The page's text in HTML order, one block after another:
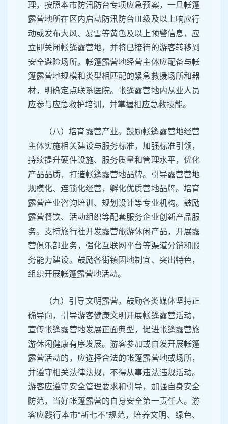
理，按照本市防汛防台专项应急预案，一旦帐篷
露营地所在区内启动防汛防台Ⅲ级及以上响应行
动或发布大风、暴雪等黄色及以上预警信息，应
立即关闭帐篷露营地，并将已接待的游客转移到
安全避险场所。帐篷露营地经营主体应配备与帐
篷露营地规模和类型相匹配的紧急救援场所和器
材，明确定点联系医院。帐篷露营地内从业人员
应参与应急救护培训，并掌握相应急救技能。
（八）培育露营产业。鼓励帐篷露营地经营
主体实施相关建设与服务标准，加强标准引领，
持续提升硬件设施、服务质量和管理水平，优化
产品品质，打造帐篷露营地品牌。引导露营营地
规模化、连锁化经营，孵化优质营地品牌。培育
露营产业咨询培训、规划设计等专业机构。鼓励
露营餐饮、活动组织等配套服务企业创新产品服
务。支持旅行社开发露营旅游休闲产品，开展露
营俱乐部业务，强化互联网平台等渠道分销和服
务能力建设。鼓励各街镇因地制宜、突出特色，
组织开展帐篷露营地活动。
（九）引导文明露营。鼓励各类媒体坚持正
确导向，引导游客健康文明开展帐篷露营活动，
宣传帐篷露营地发展正面典型，促进帐篷露营旅
游休闲健康有序发展。游客参加或自发开展帐篷
露营活动的，应选择合法的帐篷露营地或场所，
并遵守相关法律法规，不得从事违法违规活动。
游客应遵守安全管理要求和引导，加强自身安全
防范，当好帐篷露营的自身安全第一责任人。游
客应践行本市“新七不”规范，培养文明、绿色、